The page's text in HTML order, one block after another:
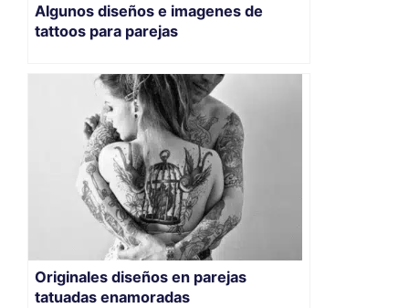
Algunos diseños e imagenes de
tattoos para parejas
Originales diseños en parejas
tatuadas enamoradas